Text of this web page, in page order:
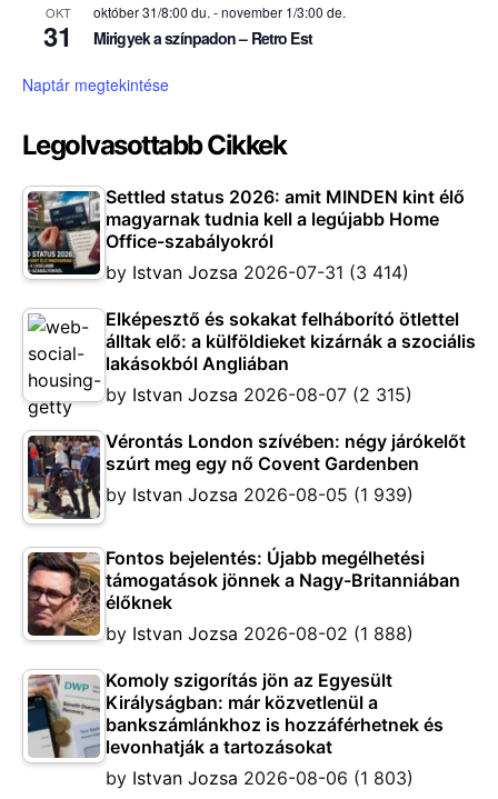
OKT
31
október 31/8:00 du. -november 1/3:00 de.
Mirigyek a színpadon – Retro Est
Naptár megtekintése
Legolvasottabb Cikkek
Settled status 2026: amit MINDEN kint élő
magyarnak tudnia kell a legújabb Home
Office-szabályokról
by Istvan Jozsa 2026-07-31 (3 414)
Elképesztő és sokakat felháborító ötlettel
álltak elő: a külföldieket kizárnák a szociális
lakásokból Angliában
by Istvan Jozsa 2026-08-07 (2 315)
Vérontás London szívében: négy járókelőt
szúrt meg egy nő Covent Gardenben
by Istvan Jozsa 2026-08-05 (1 939)
Fontos bejelentés: Újabb megélhetési
támogatások jönnek a Nagy-Britanniában
élőknek
by Istvan Jozsa 2026-08-02 (1 888)
Komoly szigorítás jön az Egyesült
Királyságban: már közvetlenül a
bankszámlánkhoz is hozzáférhetnek és
levonhatják a tartozásokat
by Istvan Jozsa 2026-08-06 (1 803)